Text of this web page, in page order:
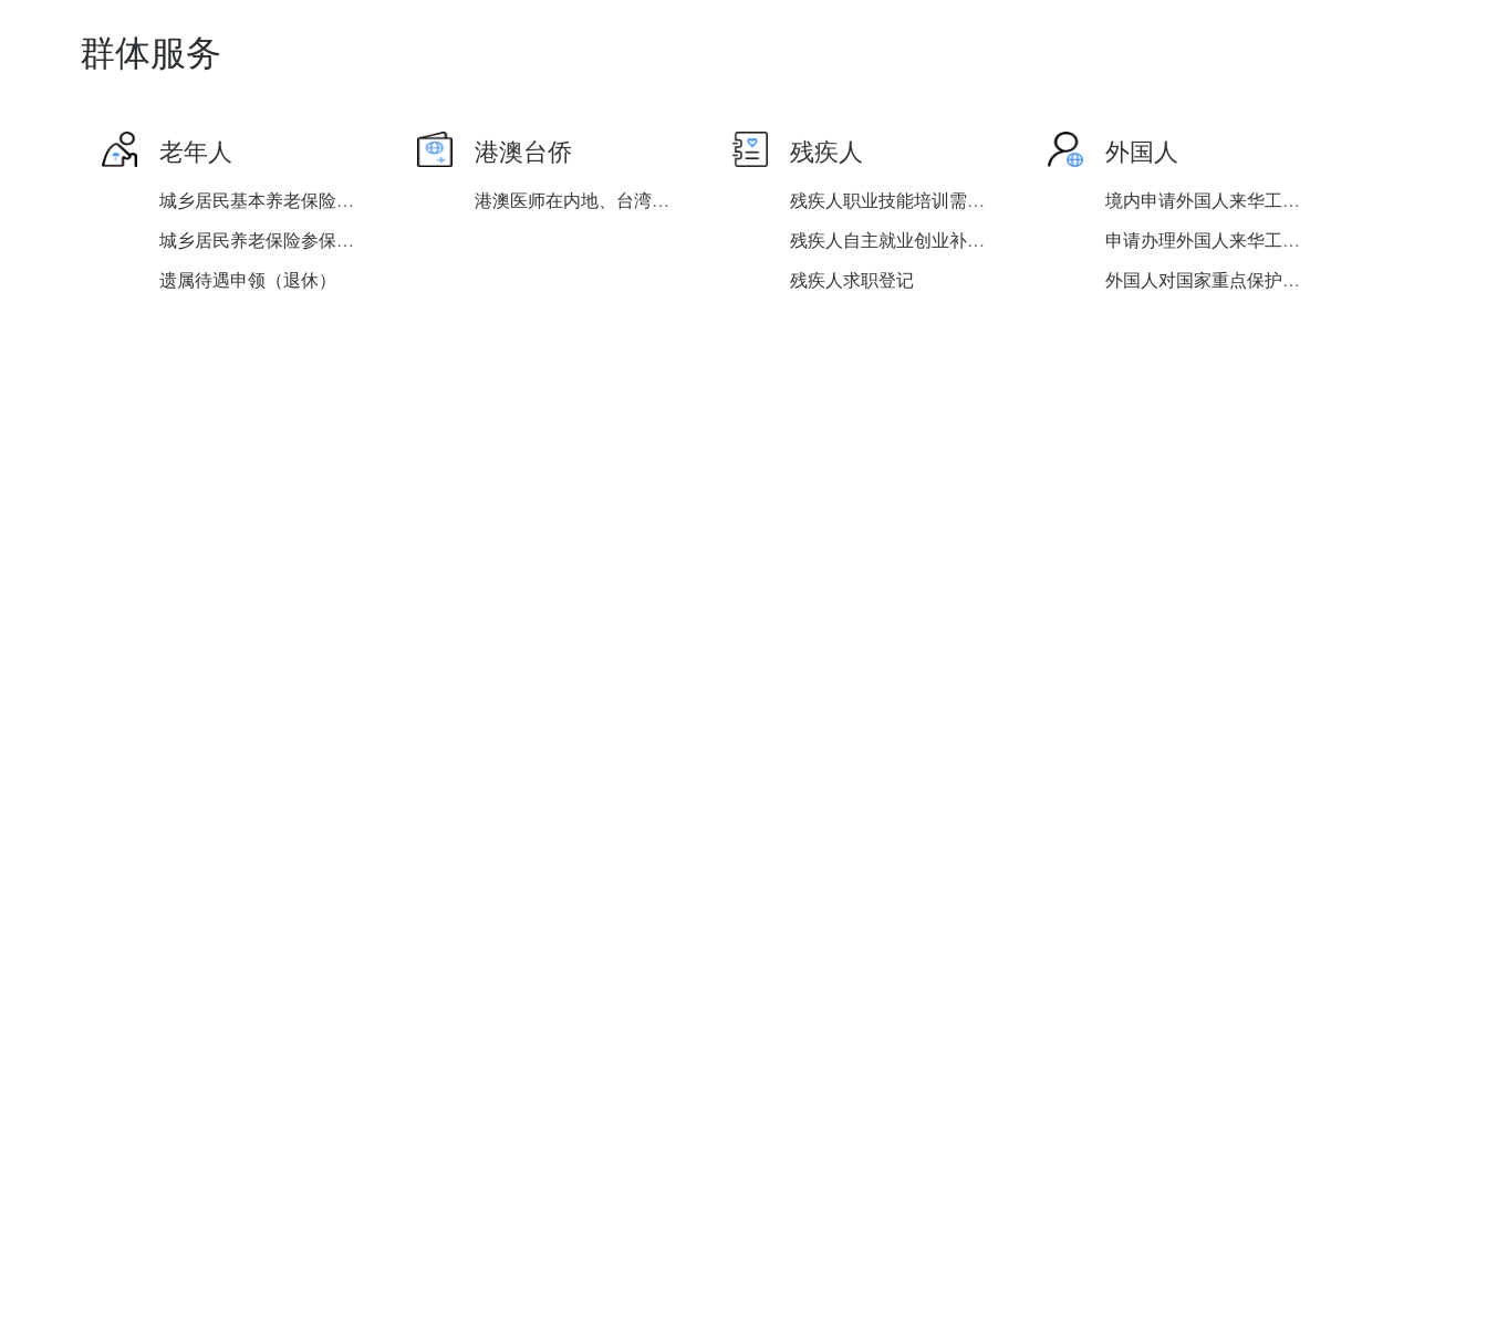
群体服务
老年人
城乡居民基本养老保险关系...
城乡居民养老保险参保登记
遗属待遇申领（退休）
港澳台侨
港澳医师在内地、台湾医师...
残疾人
残疾人职业技能培训需求登...
残疾人自主就业创业补贴申...
残疾人求职登记
外国人
境内申请外国人来华工作许...
申请办理外国人来华工作许...
外国人对国家重点保护陆生...